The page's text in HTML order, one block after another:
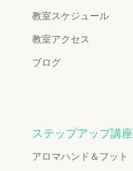
教室スケジュール
教室アクセス
ブログ
ステップアップ講座
アロマハンド＆フット